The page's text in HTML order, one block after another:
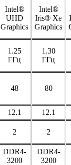
Intel®
UHD
Graphics
Intel®
Iris® Xe
Graphics
1.25
ГГц
1.30
ГГц
48 80
12.1
12.1
2 2
DDR4-
3200
DDR4-
3200